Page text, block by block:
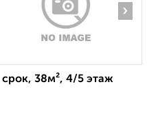
›
38м², 4/5 этаж